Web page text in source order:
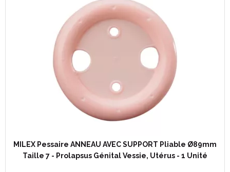
MILEX Pessaire ANNEAU AVEC SUPPORT Pliable Ø89mm
Taille 7 - Prolapsus Génital Vessie, Utérus - 1 Unité